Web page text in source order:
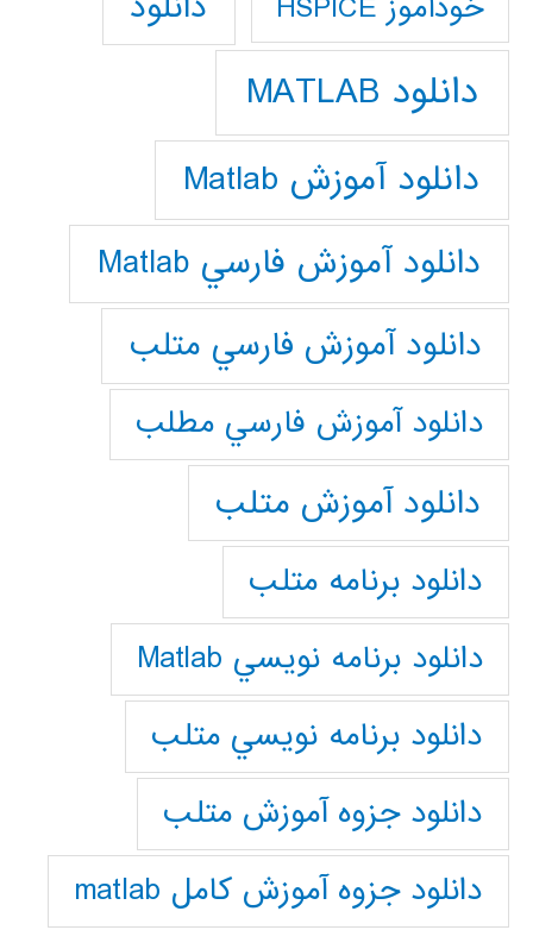
دانلود MATLAB
دانلود آموزش Matlab
دانلود آموزش فارسي Matlab
دانلود آموزش فارسي متلب
دانلود آموزش فارسي مطلب
دانلود آموزش متلب
دانلود برنامه متلب
دانلود برنامه نويسي Matlab
دانلود برنامه نويسي متلب
دانلود جزوه آموزش متلب
دانلود جزوه آموزش کامل matlab